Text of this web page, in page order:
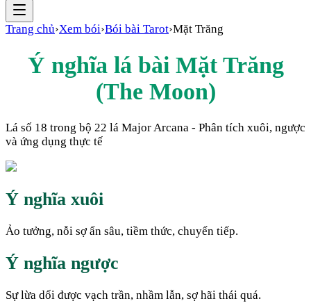
Trang chủ›Xem bói›Bói bài Tarot›Mặt Trăng
Ý nghĩa lá bài Mặt Trăng
(The Moon)
Lá số 18 trong bộ 22 lá Major Arcana - Phân tích xuôi, ngược
và ứng dụng thực tế
Ý nghĩa xuôi
Ảo tưởng, nỗi sợ ẩn sâu, tiềm thức, chuyển tiếp.
Ý nghĩa ngược
Sự lừa dối được vạch trần, nhầm lẫn, sợ hãi thái quá.